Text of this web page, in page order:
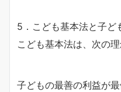
5．こども基本法と子ど
こども基本法は、次の
子どもの最善の利益が